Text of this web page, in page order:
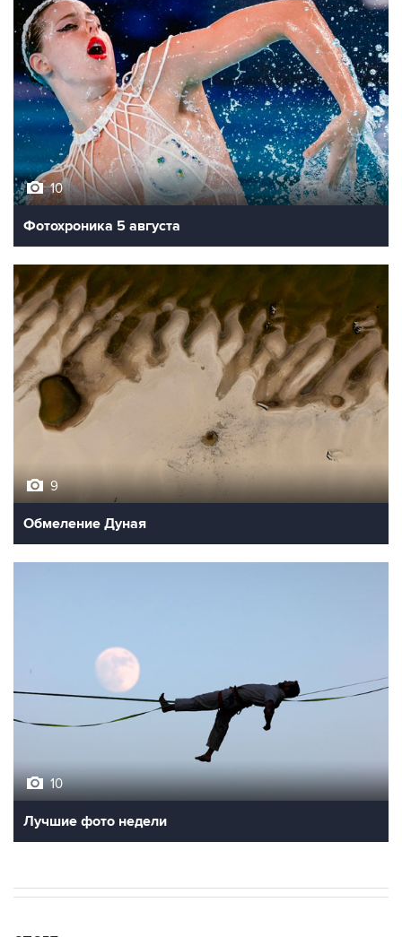
10
Фотохроника 5 августа
9
Обмеление Дуная
10
Лучшие фото недели